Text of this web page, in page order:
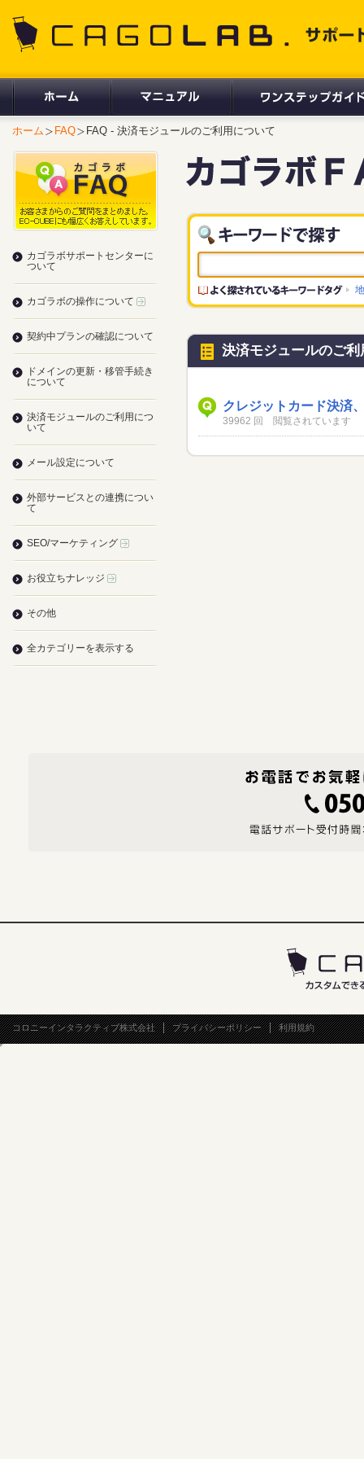
ホーム FAQ FAQ - 決済モジュールのご利用について
決済モジュールのご利
クレジットカード決済
39962 回 閲覧されています
カゴラボサポートセンターに
ついて
カゴラボの操作について
契約中プランの確認について
ドメインの更新・移管手続き
について
決済モジュールのご利用につ
いて
メール設定について
外部サービスとの連携につい
て
SEO/マーケティング
お役立ちナレッジ
その他
全カテゴリーを表示する
コロニーインタラクティブ株式会社 プライバシーポリシー 利用規約